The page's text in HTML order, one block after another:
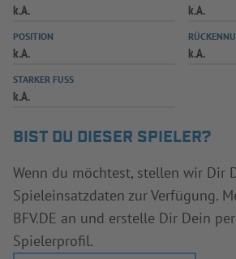
k.A. k.A.
POSITION
k.A. k.A.
STARKER FUSS
k.A.
BIST DU DIESER SPIELER?
Wenn du möchtest, stellen wir Dir
Spieleinsatzdaten zur Verfügung.
BFV.DE an und erstelle Dir Dein
Spielerprofil.